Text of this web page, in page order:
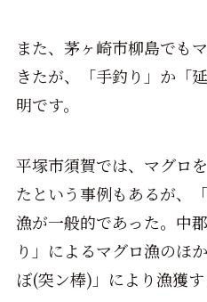
また、茅ヶ崎市柳島でも
きたが、「手釣り」か「
明です。
平塚市須賀では、マグロ
たという事例もあるが、
漁が一般的であった。中
り」によるマグロ漁のほ
ぼ(突ン棒)」により漁獲す